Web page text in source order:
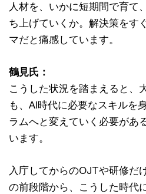
人材を、いかに短期間で育て
ち上げていくか。解決策をす
マだと痛感しています。
鶴見氏：
こうした状況を踏まえると、
も、AI時代に必要なスキルを
ラムへと変えていく必要があ
います。
入庁してからのOJTや研修だ
の前段階から、こうした時代